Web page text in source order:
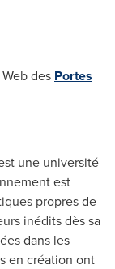
des Portes
une université
est
propres de
inédits dès sa
dans les
en création ont